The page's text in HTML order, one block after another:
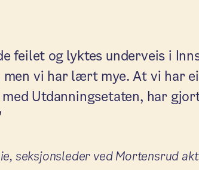
feilet og lyktes underveis i
vi har lært mye. At vi har
Utdanningsetaten, har
seksjonsleder ved Mortensrud